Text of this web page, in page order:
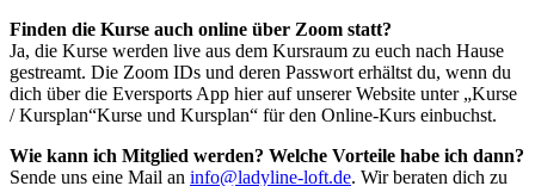
Finden die Kurse auch online über Zoom statt?
Ja, die Kurse werden live aus dem Kursraum zu euch nach Hause
gestreamt. Die Zoom IDs und deren Passwort erhältst du, wenn du
dich über die Eversports App hier auf unserer Website unter „Kurse
/ Kursplan“Kurse und Kursplan“ für den Online-Kurs einbuchst.
Wie kann ich Mitglied werden? Welche Vorteile habe ich dann?
Sende uns eine Mail an info@ladyline-loft.de. Wir beraten dich zu